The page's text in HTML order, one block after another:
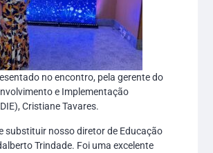
no encontro, pela gerente do
e Implementação
Cristiane Tavares.
substituir nosso diretor de Educação
Trindade. Foi uma excelente